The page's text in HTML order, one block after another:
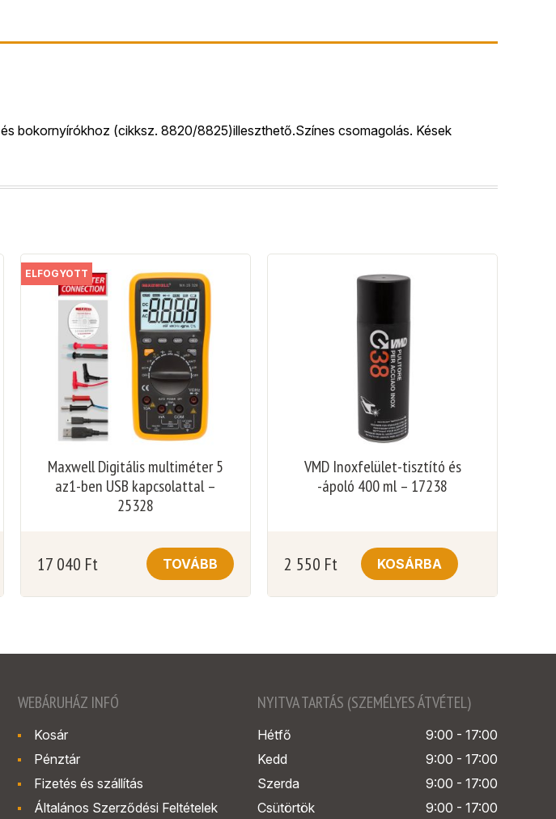
bokornyírókhoz (cikksz. 8820/8825)illeszthető.Színes csomagolás. Kések
ELFOGYOTT
Maxwell Digitális multiméter 5
az1-ben USB kapcsolattal –
25328
17 040 Ft TOVÁBB
VMD Inoxfelület-tisztító és
-ápoló 400 ml – 17238
2 550 Ft KOSÁRBA
WEBÁRUHÁZ INFÓ
Kosár
Pénztár
Fizetés és szállítás
Általános Szerződési Feltételek
NYITVA TARTÁS (SZEMÉLYES ÁTVÉTEL)
Hétfő
9:00 - 17:00
Kedd
9:00 - 17:00
Szerda
9:00 - 17:00
Csütörtök
9:00 - 17:00